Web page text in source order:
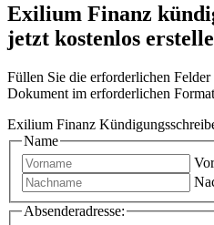
Exilium Finanz
jetzt kostenlos
Füllen Sie die erforderlichen Felder
Dokument im erforderlichen
Exilium Finanz
Name
Absenderadresse: